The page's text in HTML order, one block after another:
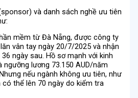
và danh sách nghề ưu tiên
mềm từ Đà Nẵng, được công ty
vân tay ngày 20/7/2025 và nhận
ngày sau. Hồ sơ mạnh với kinh
ngưỡng lương 73.150 AUD/năm
nếu ngành không ưu tiên, như
có thể lên 70 ngày do kiểm tra